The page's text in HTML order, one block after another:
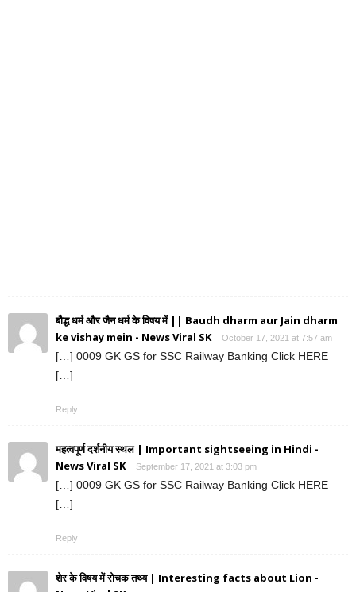
बौद्ध धर्म और जैन धर्म के विषय में || Baudh dharm aur Jain dharm
ke vishay mein - News Viral SK
October 17, 2021 at 7:57 am
[…] 0009 GK GS for SSC Railway Banking Click HERE
[…]
Reply
महत्वपूर्ण दर्शनीय स्थल | Important sightseeing in Hindi -
News Viral SK
September 17, 2021 at 3:03 pm
[…] 0009 GK GS for SSC Railway Banking Click HERE
[…]
Reply
शेर के विषय में रोचक तथ्य | Interesting facts about Lion -